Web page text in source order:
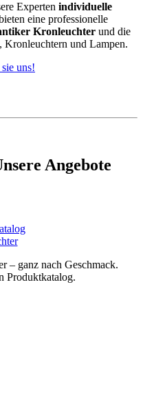
Experten individuelle
eine professionelle
Kronleuchter und die
, Kronleuchtern und Lampen.
uns!
Angebote
– ganz nach Geschmack.
Produktkatalog.